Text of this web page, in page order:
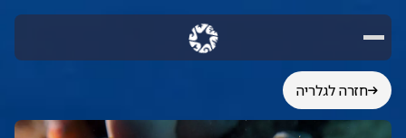
חזרה לגלריה